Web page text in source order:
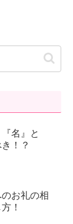
名』と
！？
お礼の相
！